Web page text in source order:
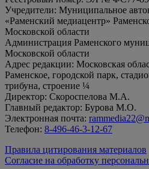
Учредители: Муниципальное
«Раменский медиацентр»
Московской области
Администрация Раменского
Московской области
Адрес редакции: Московская
Раменское, городской парк,
трибуна, строение ¼
Директор: Скороспелова М.А.
Главный редактор: Бурова М.О.
Электронная почта:
Телефон: 8-496-46-3-12-67
Правила цитирования материалов
Согласие на обработку